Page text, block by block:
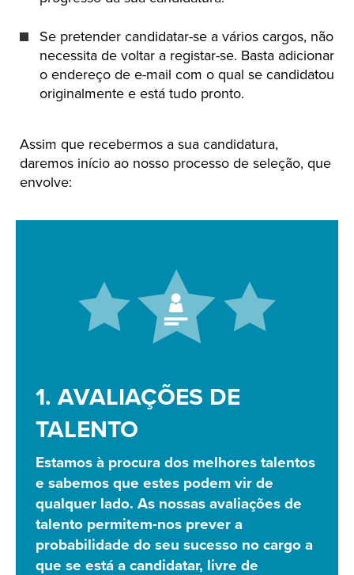
Se pretender candidatar-se a vários cargos, não
necessita de voltar a registar-se. Basta adicionar
o endereço de e-mail com o qual se candidatou
originalmente e está tudo pronto.
Assim que recebermos a sua candidatura,
daremos início ao nosso processo de seleção, que
envolve:
1. AVALIAÇÕES DE
TALENTO
Estamos à procura dos melhores talentos
e sabemos que estes podem vir de
qualquer lado. As nossas avaliações de
talento permitem-nos prever a
probabilidade do seu sucesso no cargo a
que se está a candidatar, livre de